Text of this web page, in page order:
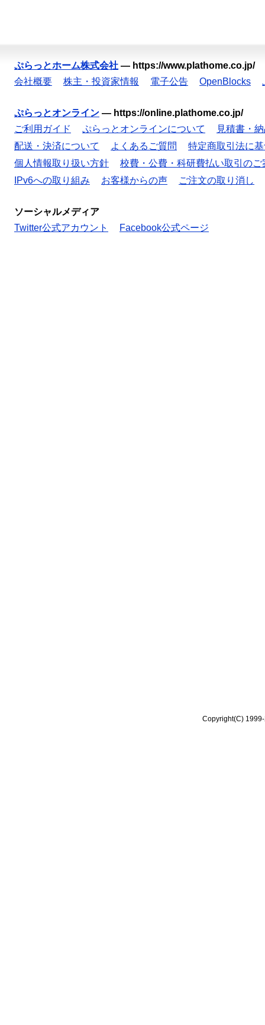
ぷらっとホーム株式会社 — https://www.plathome.co.jp/
会社概要
株主・投資家情報 電子公告 OpenBlocks
ぷらっとオンライン — https://online.plathome.co.jp/
ご利用ガイド
ぷらっとオンラインについて
見積書・
配送・決済について
よくあるご質問
特定商取引法に
個人情報取り扱い方針
校費・公費・科研費払い取引のご
IPv6への取り組み
お客様からの声 ご注文の取り消し
ソーシャルメディア
Twitter公式アカウント
Facebook公式ページ
Copyright(C)